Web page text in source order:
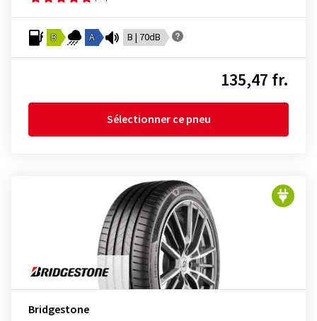
B A B | 70dB
135,47 fr.
Sélectionner ce pneu
Bridgestone